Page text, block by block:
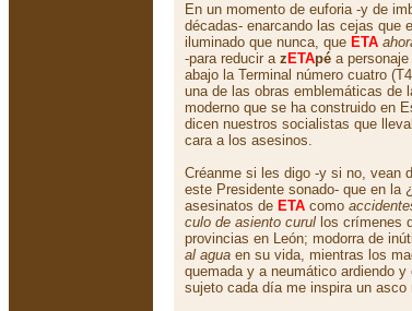
En un momento de euforia -y de
décadas- enarcando las cejas que
iluminado que nunca, que ETA
-para reducir a z ETApé a
abajo la Terminal número cuatro
una de las obras emblemáticas de
moderno que se ha construido en
dicen nuestros socialistas que
cara a los asesinos.
Créanme si les digo -y si no, vean
este Presidente sonado- que en la
asesinatos de ETA como
culo de asiento curul los crímenes
provincias en León; modorra de
al agua en su vida, mientras los
quemada y a neumático ardiendo
sujeto cada día me inspira un asco